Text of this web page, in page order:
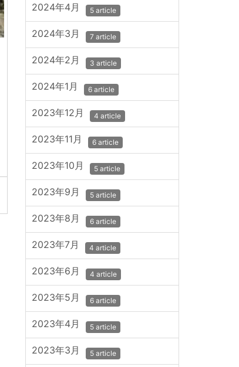
2024年4月 5 article
2024年3月 7 article
2024年2月 3 article
2024年1月 6 article
2023年12月 4 article
2023年11月 6 article
2023年10月 5 article
2023年9月 5 article
2023年8月 6 article
2023年7月 4 article
2023年6月 4 article
2023年5月 6 article
2023年4月 5 article
2023年3月 5 article